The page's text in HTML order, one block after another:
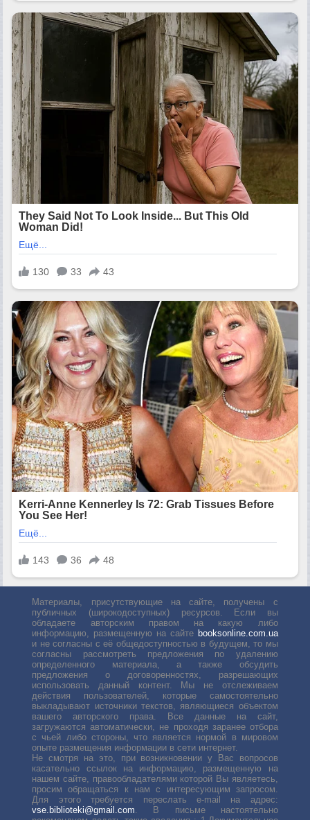
Материалы, присутствующие на сайте, получены с
публичных (широкодоступных) ресурсов. Если вы
обладаете авторским правом на какую либо
информацию, размещенную на сайте booksonline.com.ua
и не согласны с её общедоступностью в будущем, то мы
согласны рассмотреть предложения по удалению
определенного материала, а также обсудить
предложения о договоренностях, разрешающих
использовать данный контент. Мы не отслеживаем
действия пользователей, которые самостоятельно
выкладывают источники текстов, являющиеся объектом
вашего авторского права. Все данные на сайт,
загружаются автоматически, не проходя заранее отбора
с чьей либо стороны, что является нормой в мировом
опыте размещения информации в сети интернет.
Не смотря на это, при возникновении у Вас вопросов
касательно ссылок на информацию, размещенную на
нашем сайте, правообладателями которой Вы являетесь,
просим обращаться к нам с интересующим запросом.
Для этого требуется переслать е-mail на адрес:
vse.biblioteki@gmail.com . В письме настоятельно